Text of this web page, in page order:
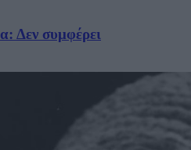
Δεν συμφέρει